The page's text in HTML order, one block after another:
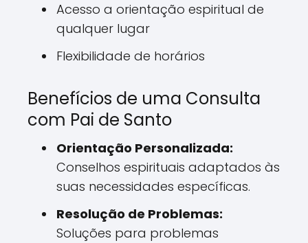
Acesso a orientação espiritual de
qualquer lugar
Flexibilidade de horários
Benefícios de uma Consulta
com Pai de Santo
Orientação Personalizada:
Conselhos espirituais adaptados às
suas necessidades específicas.
Resolução de Problemas:
Soluções para problemas